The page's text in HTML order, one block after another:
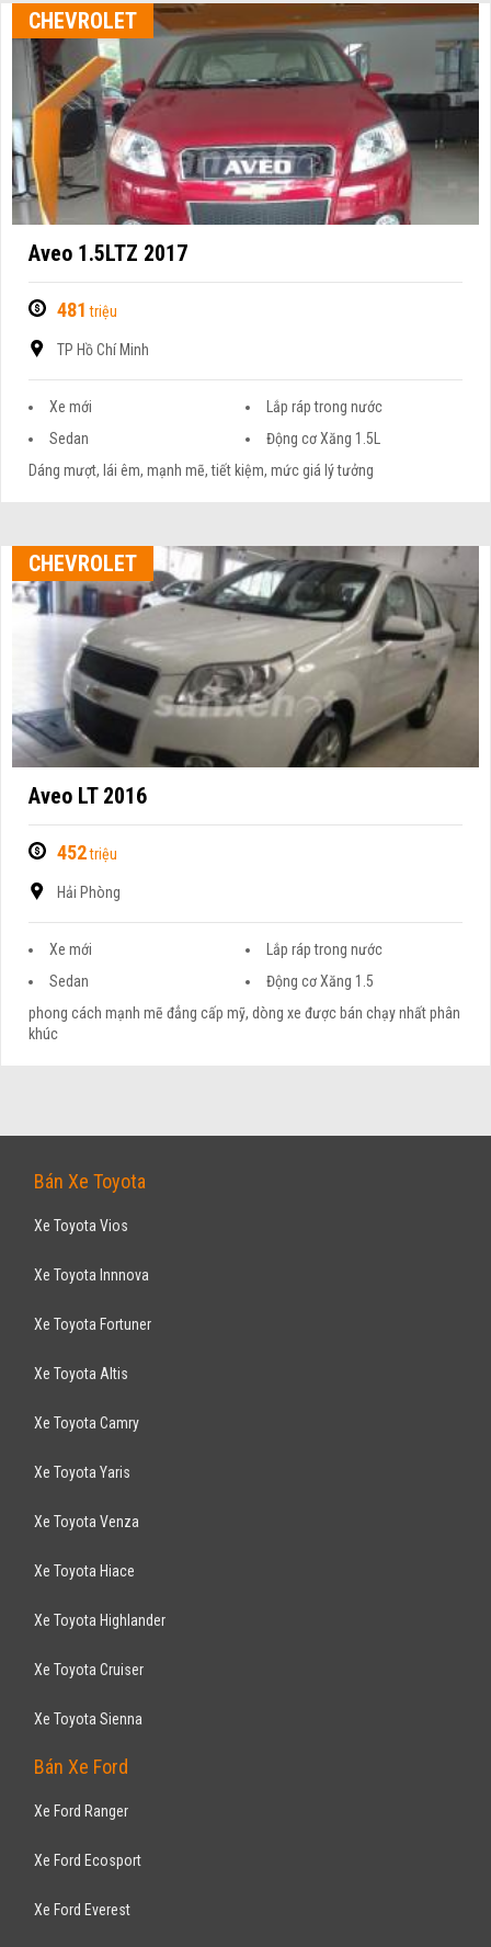
CHEVROLET
Aveo 1.5LTZ 2017
481 triệu
TP Hồ Chí Minh
Xe mới
Lắp ráp trong nước
Sedan
Động cơ Xăng 1.5L
Dáng mượt, lái êm, mạnh mẽ, tiết kiệm, mức giá lý tưởng
CHEVROLET
Aveo LT 2016
452triệu
Hải Phòng
Xe mới
Lắp ráp trong nước
Sedan
Động cơ Xăng 1.5
phong cách mạnh mẽ đẳng cấp mỹ, dòng xe được bán chạy nhất phân
khúc
Bán Xe Toyota
Xe Toyota Vios
Xe Toyota Innnova
Xe Toyota Fortuner
Xe Toyota Altis
Xe Toyota Camry
Xe Toyota Yaris
Xe Toyota Venza
Xe Toyota Hiace
Xe Toyota Highlander
Xe Toyota Cruiser
Xe Toyota Sienna
Bán Xe Ford
Xe Ford Ranger
Xe Ford Ecosport
Xe Ford Everest